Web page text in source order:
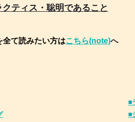
ティス・聡明であること
て読みたい方はこちら(note)へ
■
■